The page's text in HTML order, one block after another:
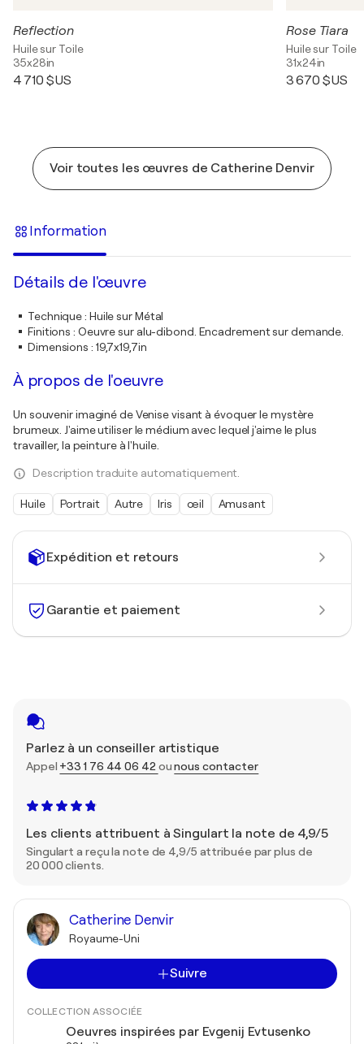
Expédition et retours
Garantie et paiement
Parlez à un conseiller artistique
Appel +33 1 76 44 06 42 ounous contacter
Les clients attribuent à Singulart la note de 4,9/5
Singulart a reçu la note de 4,9/5 attribuée par plus de
20 000 clients.
Catherine Denvir
Royaume-Uni
Suivre
COLLECTION ASSOCIÉE
Oeuvres inspirées par Evgenij Evtusenko
Reflection
Huile sur Toile
35x28in
4 710 $US
Rose Tiara
Huile sur Toile
31x24in
3 670 $US
Voir toutes les œuvres de Catherine Denvir
Information
Détails de l'œuvre
Technique: Huile sur Métal
Finitions : Oeuvre sur alu-dibond. Encadrement sur demande.
Dimensions : 19,7x19,7in
À propos de l'oeuvre
Un souvenir imaginé de Venise visant à évoquer le mystère
brumeux. J'aime utiliser le médium avec lequel j'aime le plus
travailler, la peinture à l'huile.
Description traduite automatiquement.
Huile Portrait Autre Iris œil Amusant